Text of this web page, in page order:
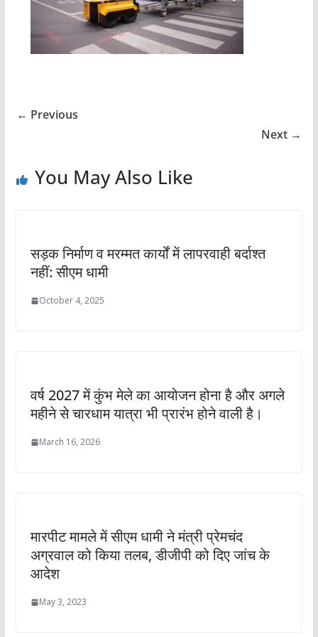
← Previous
Next →
You May Also Like
सड़क निर्माण व मरम्मत कार्यों में लापरवाही बर्दाश्त
नहीं: सीएम धामी
October 4, 2025
वर्ष 2027 में कुंभ मेले का आयोजन होना है और अगले
महीने से चारधाम यात्रा भी प्रारंभ होने वाली है।
March 16, 2026
मारपीट मामले में सीएम धामी ने मंत्री प्रेमचंद
अग्रवाल को किया तलब, डीजीपी को दिए जांच के
आदेश
May 3, 2023